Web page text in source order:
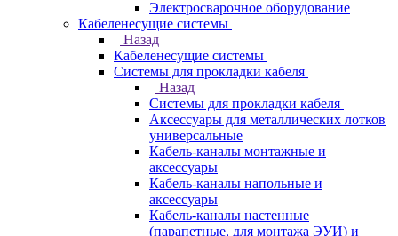
Электросварочное оборудование
Кабеленесущие системы
Назад
Кабеленесущие системы
Системы для прокладки кабеля
Назад
Системы для прокладки кабеля
Аксессуары для металлических лотков
универсальные
Кабель-каналы монтажные и
аксессуары
Кабель-каналы напольные и
аксессуары
Кабель-каналы настенные
(парапетные, для монтажа ЭУИ) и